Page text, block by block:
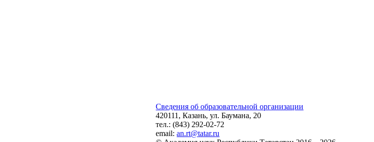
Сведения об образовательной организации
420111, Казань, ул. Баумана, 20
тел.: (843) 292-02-72
email:an.rt@tatar.ru